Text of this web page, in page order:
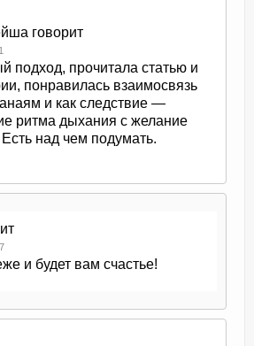
говорит
подход, прочитала статью и
понравилась взаимосвязь
и как следствие —
ритма дыхания с желание
над чем подумать.
и будет вам счастье!